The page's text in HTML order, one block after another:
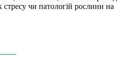
чи патологій рослини на